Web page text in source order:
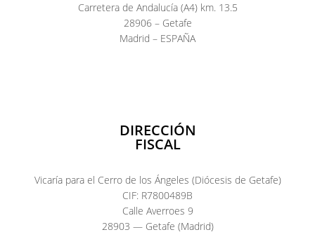
Carretera de Andalucía (A4) km. 13.5
28906 – Getafe
Madrid – ESPAÑA
DIRECCIÓN
FISCAL
Vicaría para el Cerro de los Ángeles (Diócesis de Getafe)
CIF: R7800489B
Calle Averroes 9
28903 — Getafe (Madrid)